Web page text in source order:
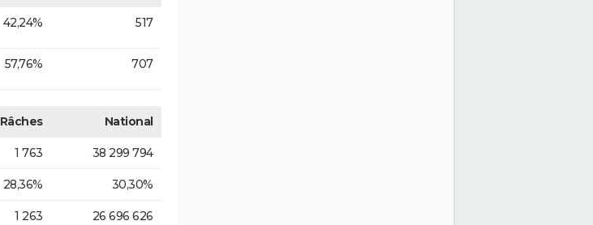
42,24% 517
57,76% 707
Râches National
1 763 38 299 794
28,36% 30,30%
1 263 26 696 626